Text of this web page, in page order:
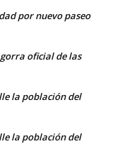
por nuevo paseo
oficial de las
la población del
la población del